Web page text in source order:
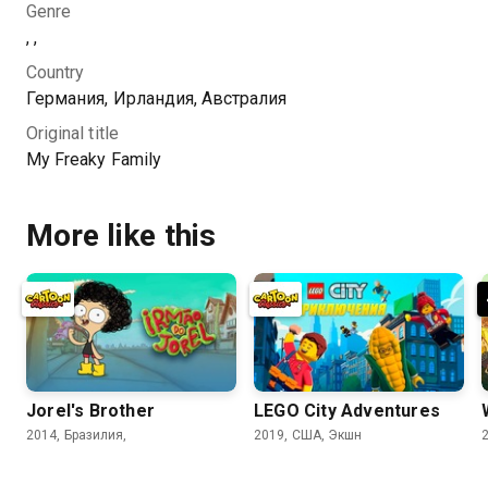
Genre
, ,
Country
Германия, Ирландия, Австралия
Original title
My Freaky Family
More like this
Jorel's Brother
2014, Бразилия,
LEGO City Adventures
2019, США, Экшн